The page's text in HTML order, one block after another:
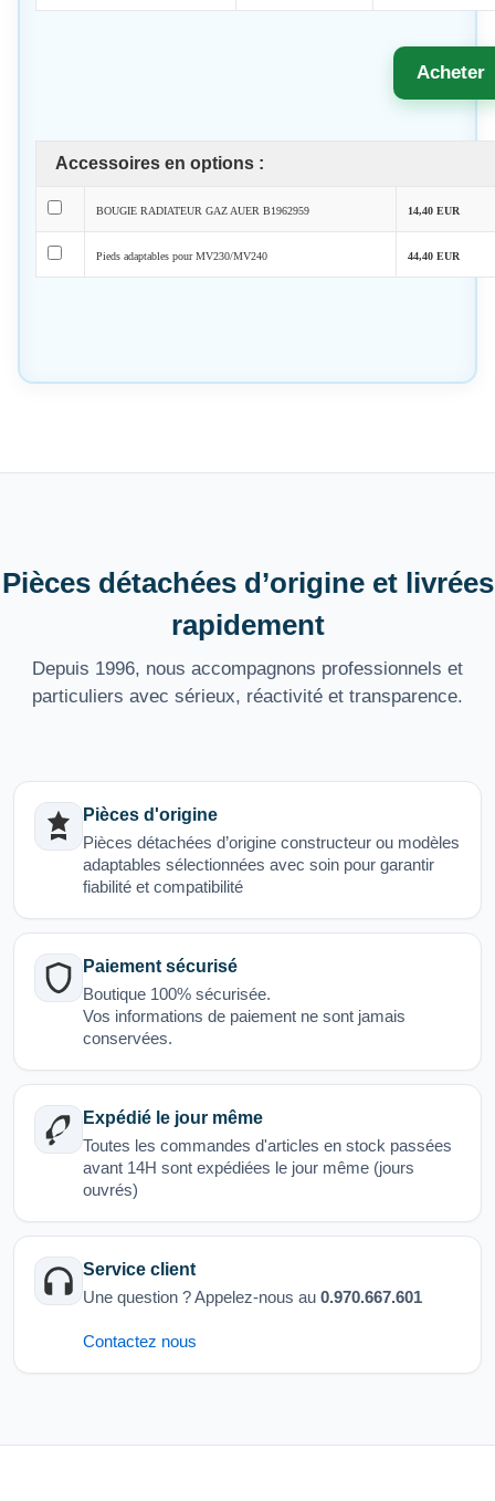
Acheter
Accessoires en options :
BOUGIE RADIATEUR GAZ AUER B1962959 14,40 EUR
Pieds adaptables pour MV230/MV240 44,40 EUR
Pièces détachées d’origine et livrées
rapidement
Depuis 1996, nous accompagnons professionnels et
particuliers avec sérieux, réactivité et transparence.
Pièces d'origine
Pièces détachées d’origine constructeur ou modèles
adaptables sélectionnées avec soin pour garantir
fiabilité et compatibilité
Paiement sécurisé
Boutique 100% sécurisée.
Vos informations de paiement ne sont jamais
conservées.
Expédié le jour même
Toutes les commandes d'articles en stock passées
avant 14H sont expédiées le jour même (jours
ouvrés)
Service client
Une question ? Appelez-nous au 0.970.667.601
Contactez nous